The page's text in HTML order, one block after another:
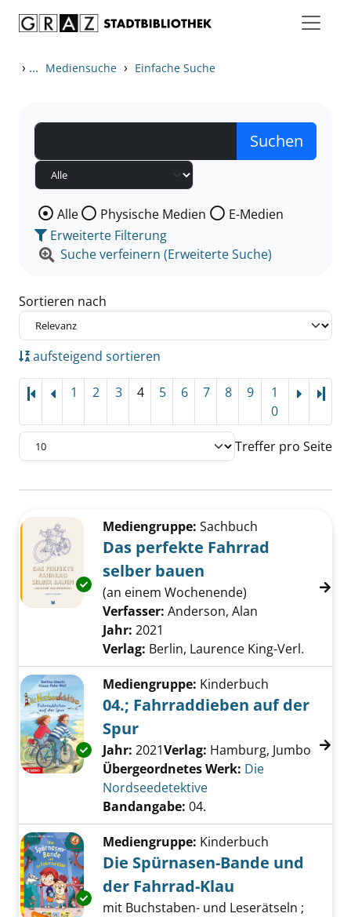
› ... Mediensuche › Einfache Suche
Wählen Sie die Medienart nach der Sie suchen wollen.
Alle Physische Medien
E-Medien
Erweiterte Filterung
Suche verfeinern (Erweiterte Suche)
Sortieren nach
aufsteigend sortieren
1 2 3 4 5 6 7 8 9
1
0
Treffer pro Seite
Zu den Suchfiltern springen
Exemplar-Details von Das perfekte Fahrrad
Mediengruppe: Sachbuch
Das perfekte Fahrrad
selber bauen
(an einem Wochenende)
Verfasser: Anderson, Alan
Jahr: 2021
Verlag: Berlin, Laurence King-Verl.
Exemplar-Details von 04.; Fahrraddieben auf
Mediengruppe: Kinderbuch
04.; Fahrraddieben auf der
Spur
Suche nach diesem Verfasser
Jahr: 2021Verlag: Hamburg, Jumbo
Übergeordnetes Werk: Die
Nordseedetektive
Bandangabe: 04.
Exemplar-Details von Die Spürnasen-Bande
Mediengruppe: Kinderbuch
Die Spürnasen-Bande und
der Fahrrad-Klau
mit Buchstaben- und Leserätseln ;